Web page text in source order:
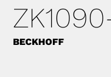
BECKHOFF